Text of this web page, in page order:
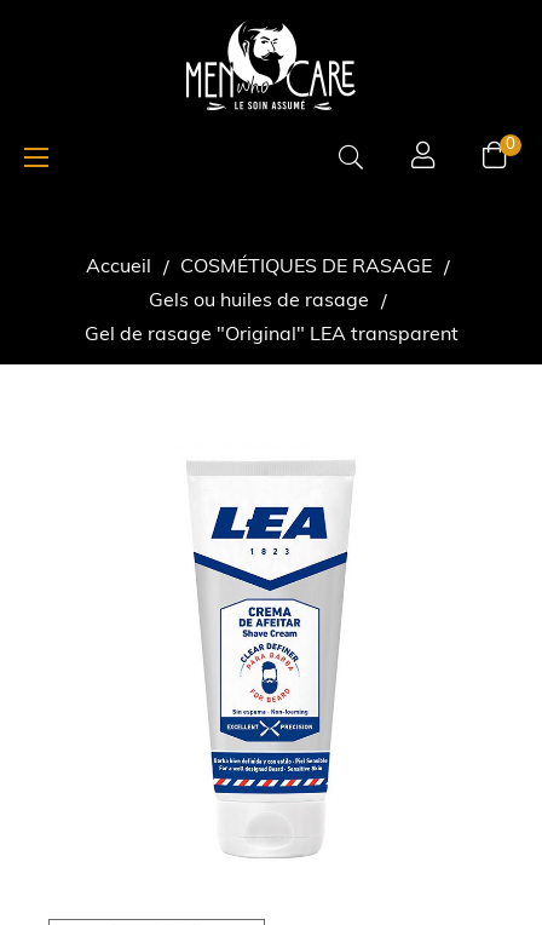
0
Basculer
la
☰
Accueil
COSMÉTIQUES DE RASAGE
Gels ou huiles de rasage
Gel de rasage "Original" LEA transparent